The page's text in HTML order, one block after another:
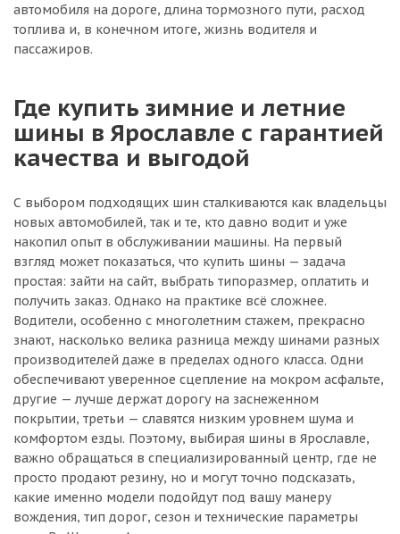
автомобиля на дороге, длина тормозного пути, расход
топлива и, в конечном итоге, жизнь водителя и
пассажиров.
Где купить зимние и летние
шины в Ярославле с гарантией
качества и выгодой
С выбором подходящих шин сталкиваются как владельцы
новых автомобилей, так и те, кто давно водит и уже
накопил опыт в обслуживании машины. На первый
взгляд может показаться, что купить шины — задача
простая: зайти на сайт, выбрать типоразмер, оплатить и
получить заказ. Однако на практике всё сложнее.
Водители, особенно с многолетним стажем, прекрасно
знают, насколько велика разница между шинами разных
производителей даже в пределах одного класса. Одни
обеспечивают уверенное сцепление на мокром асфальте,
другие — лучше держат дорогу на заснеженном
покрытии, третьи — славятся низким уровнем шума и
комфортом езды. Поэтому, выбирая шины в Ярославле,
важно обращаться в специализированный центр, где не
просто продают резину, но и могут точно подсказать,
какие именно модели подойдут под вашу манеру
вождения, тип дорог, сезон и технические параметры